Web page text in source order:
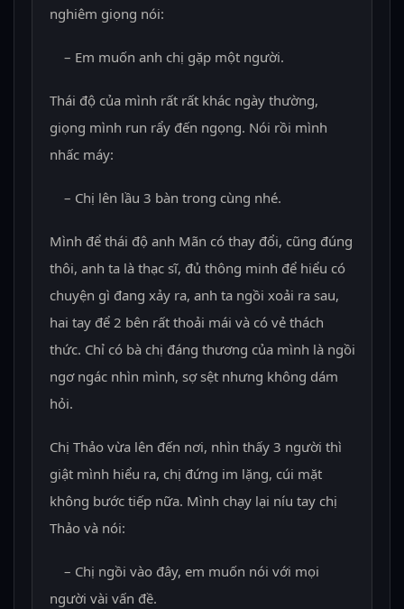
nghiêm giọng nói:
– Em muốn anh chị gặp một người.
Thái độ của mình rất rất khác ngày thường,
giọng mình run rẩy đến ngọng. Nói rồi mình
nhấc máy:
– Chị lên lầu 3 bàn trong cùng nhé.
Mình để thái độ anh Mãn có thay đổi, cũng đúng
thôi, anh ta là thạc sĩ, đủ thông minh để hiểu có
chuyện gì đang xảy ra, anh ta ngồi xoải ra sau,
hai tay để 2 bên rất thoải mái và có vẻ thách
thức. Chỉ có bà chị đáng thương của mình là ngồi
ngơ ngác nhìn mình, sợ sệt nhưng không dám
hỏi.
Chị Thảo vừa lên đến nơi, nhìn thấy 3 người thì
giật mình hiểu ra, chị đứng im lặng, cúi mặt
không bước tiếp nữa. Mình chạy lại níu tay chị
Thảo và nói:
– Chị ngồi vào đây, em muốn nói với mọi
người vài vấn đề.